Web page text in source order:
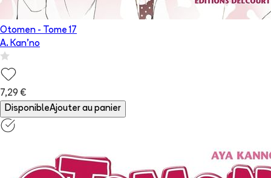
Otomen - Tome 17
A. Kan'no
7,29 €
DisponibleAjouter au panier